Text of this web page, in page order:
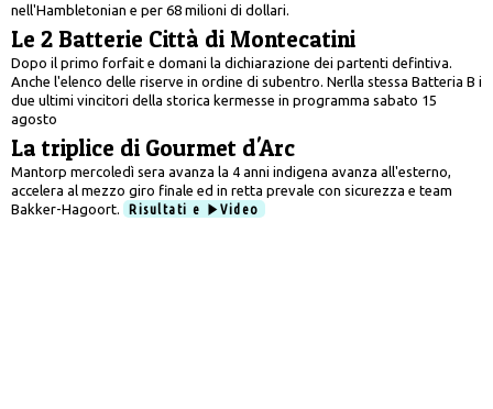
nell'Hambletonian e per 68 milioni di dollari.
Le 2 Batterie Città di Montecatini
Dopo il primo forfait e domani la dichiarazione dei partenti defintiva.
Anche l'elenco delle riserve in ordine di subentro. Nerlla stessa Batteria B i
due ultimi vincitori della storica kermesse in programma sabato 15
agosto
La triplice di Gourmet d'Arc
Mantorp mercoledì sera avanza la 4 anni indigena avanza all'esterno,
accelera al mezzo giro finale ed in retta prevale con sicurezza e team
Bakker-Hagoort.
Risultati e Video